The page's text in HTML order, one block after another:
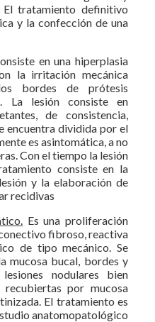
tratamiento definitivo
y la confección de una
en una hiperplasia
la irritación mecánica
bordes de prótesis
La lesión consiste en
de consistencia,
encuentra dividida por el
es asintomática, a no
Con el tiempo la lesión
consiste en la
y la elaboración de
recidivas
Es una proliferación
fibroso, reactiva
de tipo mecánico. Se
mucosa bucal, bordes y
nodulares bien
recubiertas por mucosa
El tratamiento es
anatomopatológico